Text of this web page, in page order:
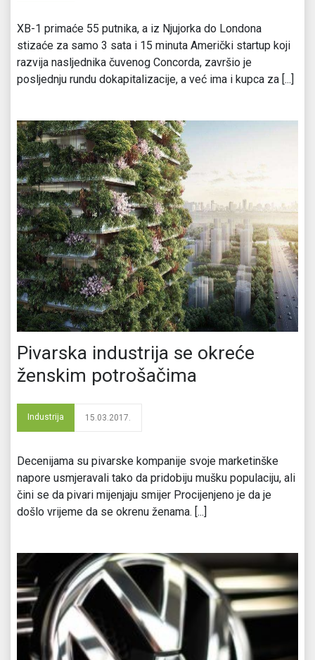
XB-1 primaće 55 putnika, a iz Njujorka do Londona
stizaće za samo 3 sata i 15 minuta Američki startup koji
razvija nasljednika čuvenog Concorda, završio je
posljednju rundu dokapitalizacije, a već ima i kupca za [...]
Pivarska industrija se okreće
ženskim potrošačima
Industrija 15.03.2017.
Decenijama su pivarske kompanije svoje marketinške
napore usmjeravali tako da pridobiju mušku populaciju, ali
čini se da pivari mijenjaju smijer Procijenjeno je da je
došlo vrijeme da se okrenu ženama. [...]